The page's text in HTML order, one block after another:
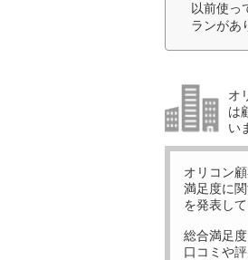
以前使っ
ランがあ
オ
は
い
オリコン
満足度に
を発表して
総合満足
口コミや